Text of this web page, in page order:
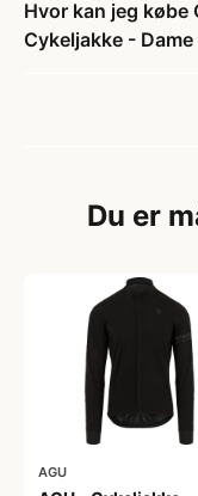
Hvor kan jeg købe
Cykeljakke -
Du er
AGU